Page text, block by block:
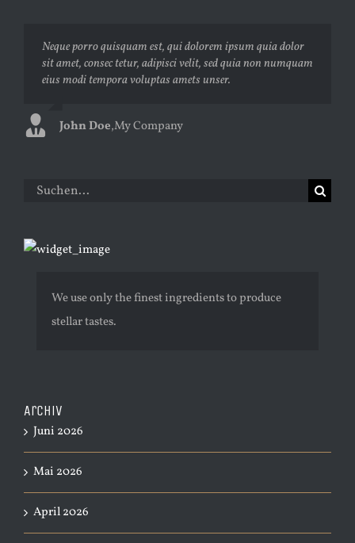
Neque porro quisquam est, qui dolorem ipsum quia dolor
sit amet, consec tetur, adipisci velit, sed quia non numquam
eius modi tempora voluptas amets unser.
John Doe,My Company
Aliquam erat volutpat. Quisque at est id ligula facilisis
laoreet eget pulvinar nibh. Suspendisse at ultrices dui.
Curabitur ac felis arcu sadips ipsums fugiats nemis.
Luke Beck,Theme Fusion
Suche
We use only the finest ingredients to produce
stellar tastes.
Archiv
Juni 2026
Mai 2026
April 2026